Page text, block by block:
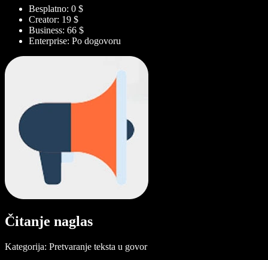
Besplatno: 0 $
Creator: 19 $
Business: 66 $
Enterprise: Po dogovoru
Čitanje naglas
Kategorija: Pretvaranje teksta u govor